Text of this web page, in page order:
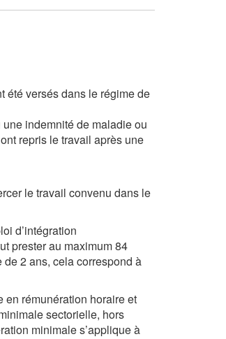
été versés dans le régime de
indemnité de maladie ou
repris le travail après une
le travail convenu dans le
d’intégration
prester au maximum 84
2 ans, cela correspond à
en rémunération horaire et
sectorielle, hors
minimale s’applique à